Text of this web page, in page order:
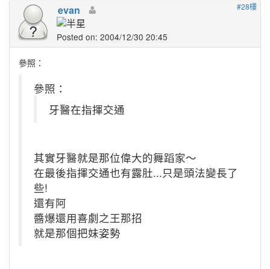
#28樓
evan
Posted on: 2004/12/30 20:45
參照：
參照：
牙醫在指揮交通
其實牙醫就是那位偉大的舞蹈家～
在最後指揮交通也有露肚...只是頭法變長了
些!
還有阿
醬爆還用喜劇之王那招
就是那個把妹姿勢